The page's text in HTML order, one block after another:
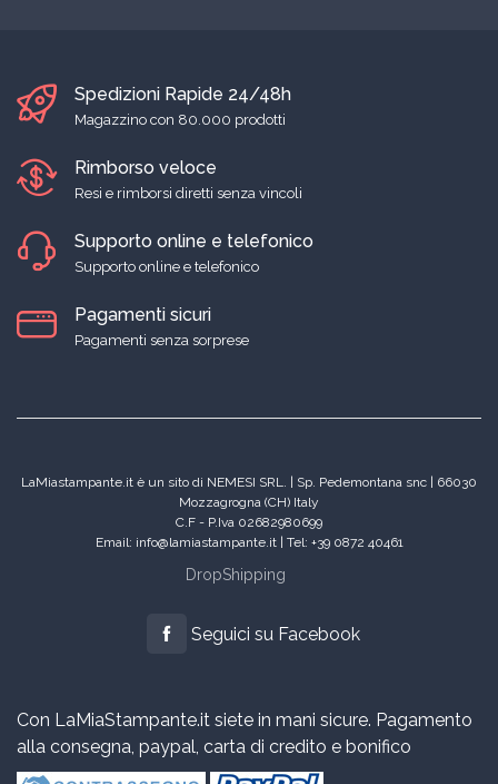
Spedizioni Rapide 24/48h
Magazzino con 80.000 prodotti
Rimborso veloce
Resi e rimborsi diretti senza vincoli
Supporto online e telefonico
Supporto online e telefonico
Pagamenti sicuri
Pagamenti senza sorprese
LaMiastampante.it è un sito di NEMESI SRL. | Sp. Pedemontana snc | 66030
Mozzagrogna (CH) Italy
C.F - P.Iva 02682980699
Email: info@lamiastampante.it | Tel: +39 0872 40461
DropShipping
Seguici su Facebook
Con LaMiaStampante.it siete in mani sicure. Pagamento
alla consegna, paypal, carta di credito e bonifico